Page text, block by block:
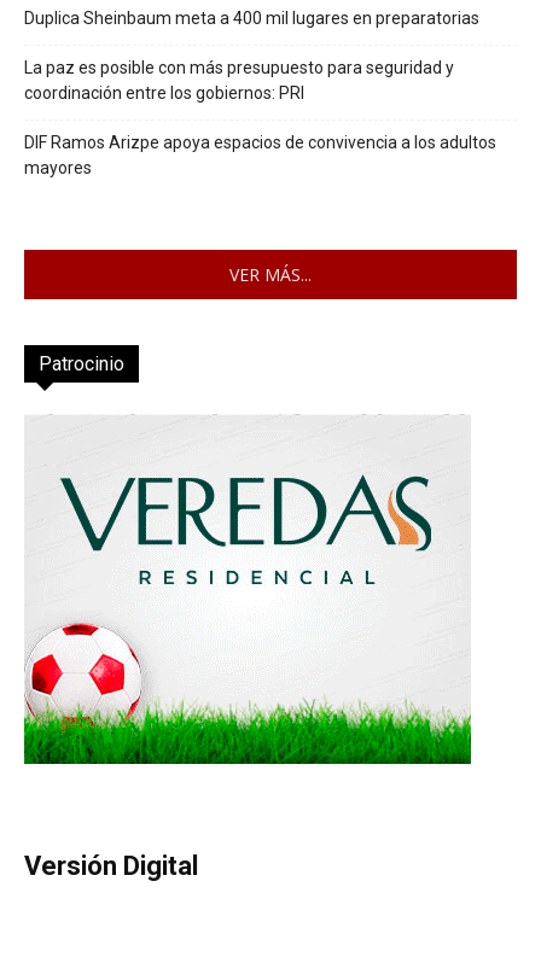
Duplica Sheinbaum meta a 400 mil lugares en preparatorias
La paz es posible con más presupuesto para seguridad y
coordinación entre los gobiernos: PRI
DIF Ramos Arizpe apoya espacios de convivencia a los adultos
mayores
VER MÁS...
Patrocinio
Versión Digital